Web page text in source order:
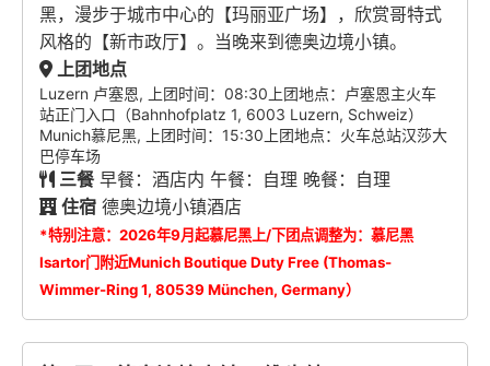
黑，漫步于城市中心的【玛丽亚广场】，欣赏哥特式
风格的【新市政厅】。当晚来到德奥边境小镇。
上团地点
Luzern 卢塞恩, 上团时间：08:30上团地点：卢塞恩主火车
站正门入口（Bahnhofplatz 1, 6003 Luzern, Schweiz）
Munich慕尼黑, 上团时间：15:30上团地点：火车总站汉莎大
巴停车场
三餐 早餐：酒店内 午餐：自理 晚餐：自理
住宿 德奥边境小镇酒店
*特别注意：2026年9月起慕尼黑上/下团点调整为：慕尼黑
Isartor门附近Munich Boutique Duty Free (Thomas-
Wimmer-Ring 1, 80539 München, Germany）